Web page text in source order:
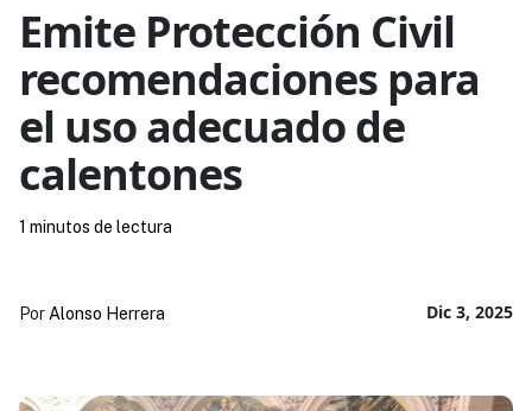
Emite Protección Civil
recomendaciones para
el uso adecuado de
calentones
Dic 3, 2025
Por Alonso Herrera
1 minutos de lectura